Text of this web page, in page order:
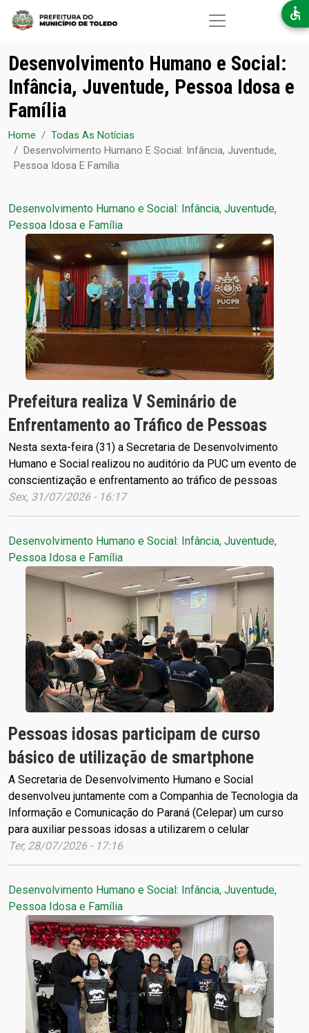
Pular para o conteúdo principal
Desenvolvimento Humano e Social:
Infância, Juventude, Pessoa Idosa e
Família
Home
Todas As Notícias
Desenvolvimento Humano E Social: Infância, Juventude,
Pessoa Idosa E Família
Desenvolvimento Humano e Social: Infância, Juventude,
Pessoa Idosa e Família
Prefeitura realiza V Seminário de
Enfrentamento ao Tráfico de Pessoas
Nesta sexta-feira (31) a Secretaria de Desenvolvimento
Humano e Social realizou no auditório da PUC um evento de
conscientização e enfrentamento ao tráfico de pessoas
Sex, 31/07/2026 - 16:17
Desenvolvimento Humano e Social: Infância, Juventude,
Pessoa Idosa e Família
Pessoas idosas participam de curso
básico de utilização de smartphone
A Secretaria de Desenvolvimento Humano e Social
desenvolveu juntamente com a Companhia de Tecnologia da
Informação e Comunicação do Paraná (Celepar) um curso
para auxiliar pessoas idosas a utilizarem o celular
Ter, 28/07/2026 - 17:16
Desenvolvimento Humano e Social: Infância, Juventude,
Pessoa Idosa e Família